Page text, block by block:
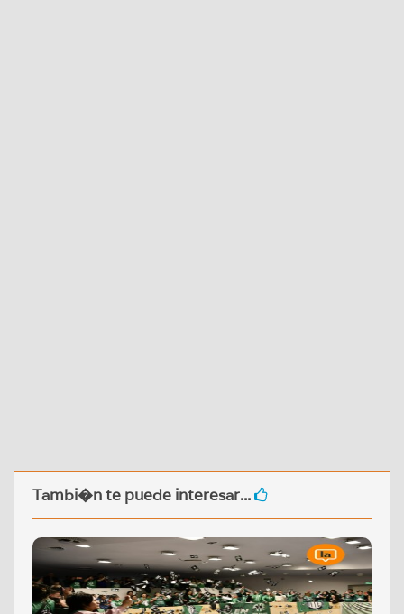
Tambi�n te puede interesar...